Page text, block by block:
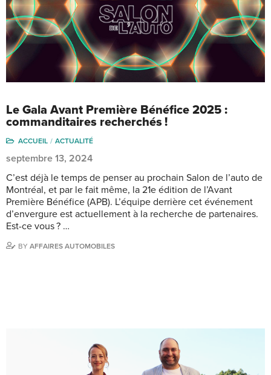
Le Gala Avant Première Bénéfice 2025 :
commanditaires recherchés !
ACCUEIL ACTUALITÉ
septembre 13, 2024
C’est déjà le temps de penser au prochain Salon de l’auto de
Montréal, et par le fait même, la 21e édition de l’Avant
Première Bénéfice (APB). L’équipe derrière cet événement
d’envergure est actuellement à la recherche de partenaires.
Est-ce vous ? …
BY AFFAIRES AUTOMOBILES